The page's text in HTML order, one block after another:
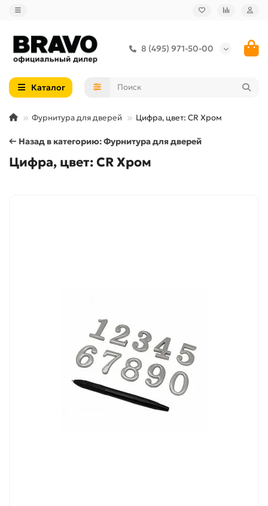
8 (495) 971-50-00
Каталог
Фурнитура для дверей Цифра, цвет: CR Хром
← Назад в категорию: Фурнитура для дверей
Цифра, цвет: CR Хром